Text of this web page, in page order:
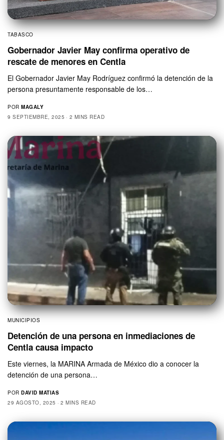
TABASCO
Gobernador Javier May confirma operativo de
rescate de menores en Centla
El Gobernador Javier May Rodríguez confirmó la detención de la
persona presuntamente responsable de los…
POR MAGALY
9 SEPTIEMBRE, 2025
2 MINS READ
MUNICIPIOS
Detención de una persona en inmediaciones de
Centla causa impacto
Este viernes, la MARINA Armada de México dio a conocer la
detención de una persona…
POR DAVID MATIAS
29 AGOSTO, 2025
2 MINS READ